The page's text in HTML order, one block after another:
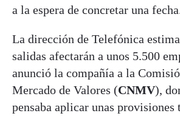
a la espera de concretar una
La dirección de Telefónica estima
salidas afectarán a unos 5.500
anunció la compañía a la
Mercado de Valores (CNMV),
pensaba aplicar unas provisiones